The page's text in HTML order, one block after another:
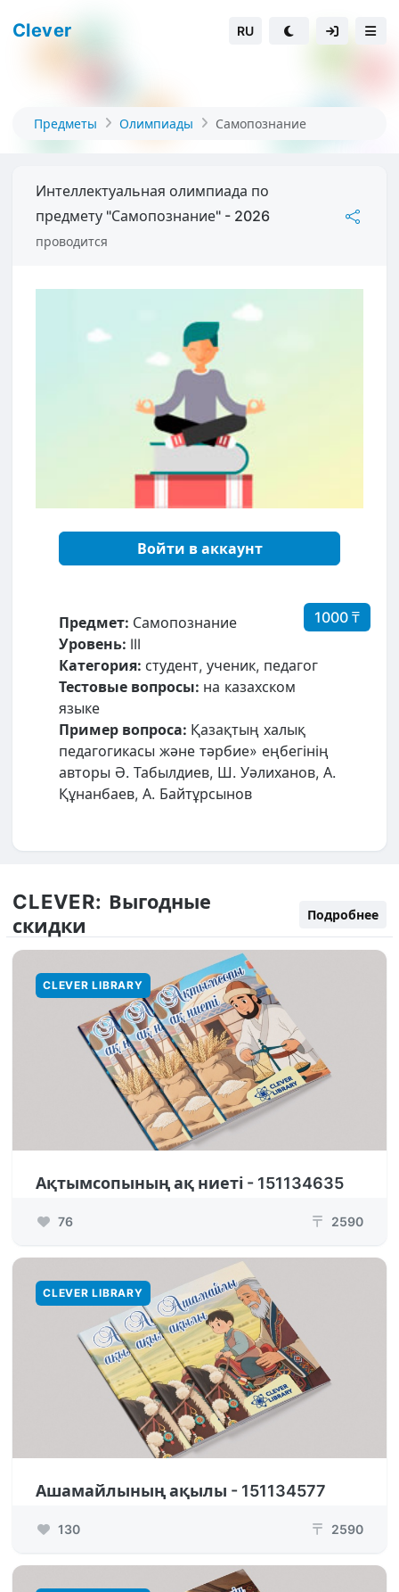
Clever RU
Предметы Олимпиады Самопознание
Интеллектуальная олимпиада по
предмету "Самопознание" - 2026
проводится
Войти в аккаунт
1000 ₸
Предмет: Самопознание
Уровень: III
Категория: студент, ученик, педагог
Тестовые вопросы: на казахском
языке
Пример вопроса: Қазақтың халық
педагогикасы және тәрбие» еңбегінің
авторы Ə. Табылдиев, Ш. Уəлиханов, А.
Құнанбаев, А. Байтұрсынов
CLEVER: Выгодные
скидки
Подробнее
CLEVER LIBRARY
Ақтымсопының ақ ниеті - 151134635
76 ₸ 2590
CLEVER LIBRARY
Ашамайлының ақылы - 151134577
130 ₸ 2590